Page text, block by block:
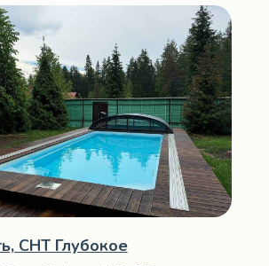
СНТ Глубокое